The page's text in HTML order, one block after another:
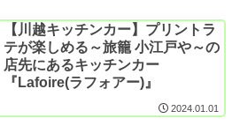
【川越キッチンカー】プリントラ
テが楽しめる～旅籠 小江戸や～の
店先にあるキッチンカー
『Lafoire(ラフォアー)』
2024.01.01